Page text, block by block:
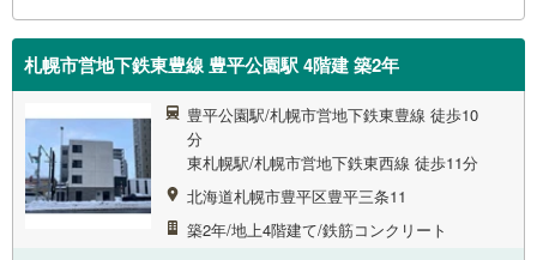
札幌市営地下鉄東豊線 豊平公園駅 4階建 築2年
豊平公園駅/札幌市営地下鉄東豊線 徒歩10
分
東札幌駅/札幌市営地下鉄東西線 徒歩11分
北海道札幌市豊平区豊平三条11
築2年/地上4階建て/鉄筋コンクリート